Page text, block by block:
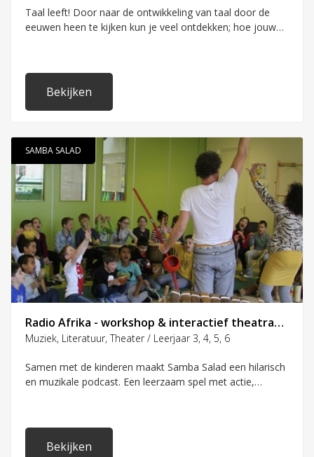
Taal leeft! Door naar de ontwikkeling van taal door de
eeuwen heen te kijken kun je veel ontdekken; hoe jouw
programma 'Taal' maken de leerlingen een tijdreis door
de geschiedenis én de toekomst.
Bekijken
SAMBA SALAD
Radio Afrika - workshop & interactief theatraal hoorspel met de klas.
Muziek, Literatuur, Theater / Leerjaar 3, 4, 5, 6
Samen met de kinderen maakt Samba Salad een hilarisch
en muzikale podcast. Een leerzaam spel met actie,
begeleidende 'radio-orkest' vormen van de vertellers.
Bekijken